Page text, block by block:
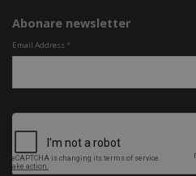
Abonare newsletter
Email Address*